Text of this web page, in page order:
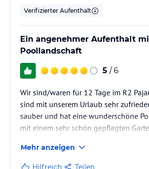
Verifizierter Aufenthalt
Ein angenehmer Aufenthalt
Poollandschaft
5 / 6
Wir sind/waren für 12 Tage im R2
sind mit unserem Urlaub sehr
sauber und hat eine wunderschöne
mit einem sehr schön gepflegten
renoviert. Die Anlage hat im Großen
einen Charme und wir können sie
Mehr anzeigen
Hilfreich Teilen